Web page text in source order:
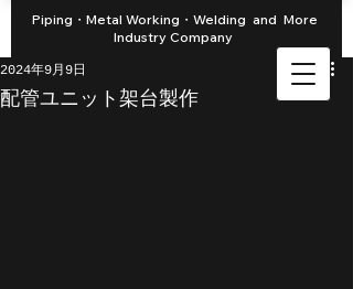
Piping・Metal Working・Welding and More
Industry Company
配管ユニット架台製作
2024年9月9日